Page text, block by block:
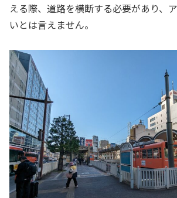
える際、道路を横断する必要があり、
いとは言えません。